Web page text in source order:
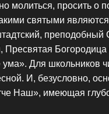
молиться, просить о
святыми
преподобный
Пресвятая
Для школьников
И, безусловно,
Наш», имеющая